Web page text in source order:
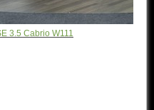
3.5 Cabrio W111